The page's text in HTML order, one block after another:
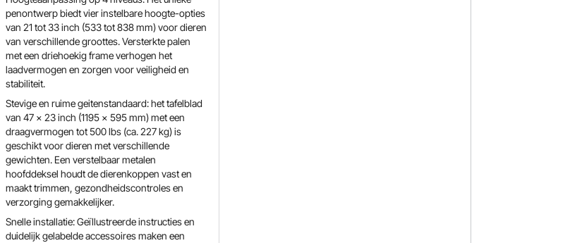
penontwerp biedt vier instelbare hoogte-opties
van 21 tot 33 inch (533 tot 838 mm) voor dieren
van verschillende groottes. Versterkte palen
met een driehoekig frame verhogen het
laadvermogen en zorgen voor veiligheid en
stabiliteit.
Stevige en ruime geitenstandaard: het tafelblad
van 47 x 23 inch (1195 x 595 mm) met een
draagvermogen tot 500 lbs (ca. 227 kg) is
geschikt voor dieren met verschillende
gewichten. Een verstelbaar metalen
hoofddeksel houdt de dierenkoppen vast en
maakt trimmen, gezondheidscontroles en
verzorging gemakkelijker.
Snelle installatie: Geïllustreerde instructies en
duidelijk gelabelde accessoires maken een